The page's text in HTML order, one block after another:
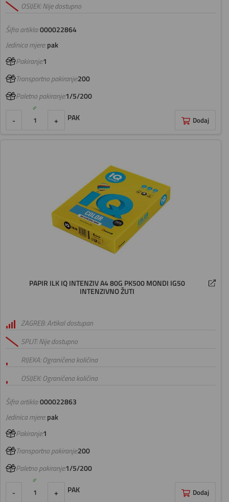
Šifra artikla:000022864
OSIJEK: Nije dostupno
Jedinica mjere:pak
Pakiranje:1
Transportno pakiranje:200
Paletno pakiranje:1/5/200
- + PAK Dodaj
PAPIR ILK IQ INTENZIV A4 80G PK500 MONDI IG50
INTENZIVNO ŽUTI
Šifra artikla:000022863
ZAGREB: Artikal dostupan
SPLIT: Nije dostupno
RIJEKA: Ograničena količina
OSIJEK: Ograničena količina
Jedinica mjere:pak
Pakiranje:1
Transportno pakiranje:200
Paletno pakiranje:1/5/200
- + PAK Dodaj